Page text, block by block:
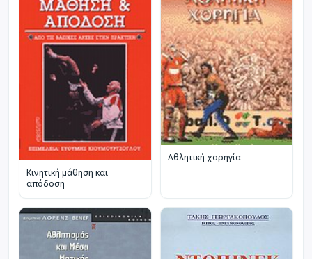
Κινητική μάθηση και
απόδοση
Αθλητική χορηγία